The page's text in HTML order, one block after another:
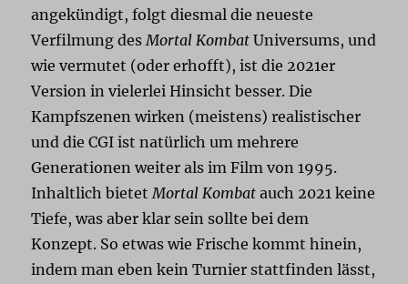
angekündigt, folgt diesmal die neueste
Verfilmung des Mortal Kombat Universums, und
wie vermutet (oder erhofft), ist die 2021er
Version in vielerlei Hinsicht besser. Die
Kampfszenen wirken (meistens) realistischer
und die CGI ist natürlich um mehrere
Generationen weiter als im Film von 1995.
Inhaltlich bietet Mortal Kombat auch 2021 keine
Tiefe, was aber klar sein sollte bei dem
Konzept. So etwas wie Frische kommt hinein,
indem man eben kein Turnier stattfinden lässt,